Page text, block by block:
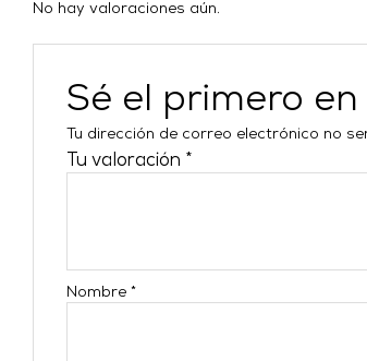
No hay valoraciones aún.
Sé el primero en
Tu dirección de correo electrónico no
Tu valoración *
Nombre*